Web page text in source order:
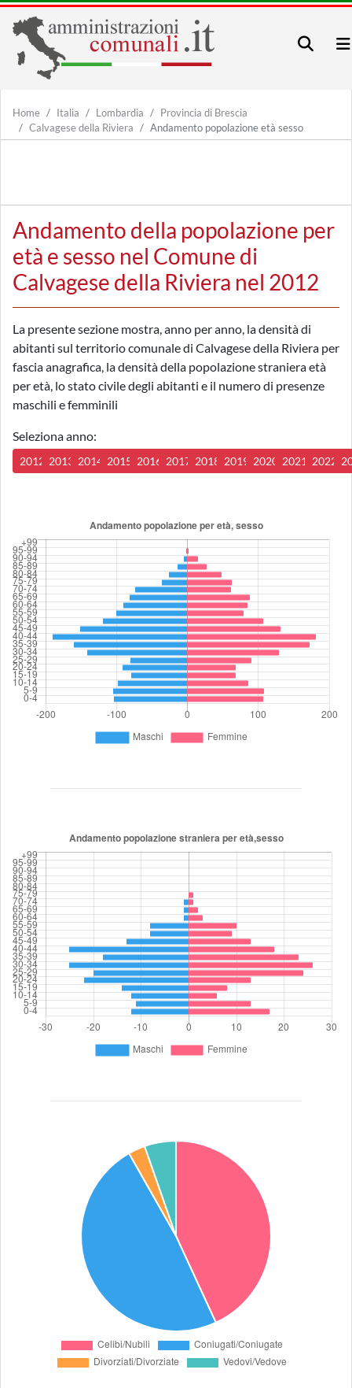
Home Italia Lombardia
Provincia di Brescia
Calvagese della Riviera
Andamento popolazione età sesso
Andamento della popolazione per
età e sesso nel Comune di
Calvagese della Riviera nel 2012
La presente sezione mostra, anno per anno, la densità di
abitanti sul territorio comunale di Calvagese della Riviera per
fascia anagrafica, la densità della popolazione straniera età
per età, lo stato civile degli abitanti e il numero di presenze
maschili e femminili
Seleziona anno:
2012 2013 2014 2015 2016 2017 2018 2019 2020 2021 2022